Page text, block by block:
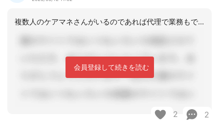
複数人のケアマネさんがいるのであれば代理で業務もできますが、ひとりとなるとそうは
会員登録して続きを読む
2 2